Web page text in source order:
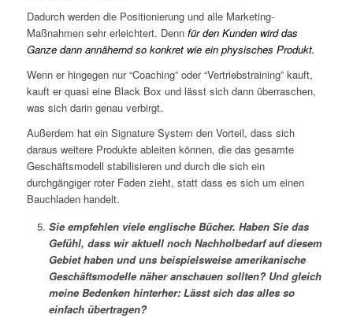
Dadurch werden die Positionierung und alle Marketing-
Maßnahmen sehr erleichtert. Denn für den Kunden wird das
Ganze dann annähernd so konkret wie ein physisches Produkt.
Wenn er hingegen nur “Coaching” oder “Vertriebstraining” kauft,
kauft er quasi eine Black Box und lässt sich dann überraschen,
was sich darin genau verbirgt.
Außerdem hat ein Signature System den Vorteil, dass sich
daraus weitere Produkte ableiten können, die das gesamte
Geschäftsmodell stabilisieren und durch die sich ein
durchgängiger roter Faden zieht, statt dass es sich um einen
Bauchladen handelt.
Sie empfehlen viele englische Bücher. Haben Sie das
Gefühl, dass wir aktuell noch Nachholbedarf auf diesem
Gebiet haben und uns beispielsweise amerikanische
Geschäftsmodelle näher anschauen sollten? Und gleich
meine Bedenken hinterher: Lässt sich das alles so
einfach übertragen?